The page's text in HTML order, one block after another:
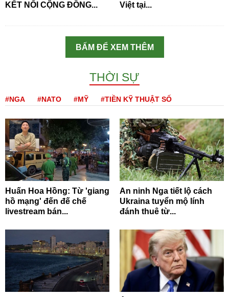
KẾT NỐI CỘNG ĐỒNG...
Việt tại...
BẤM ĐỂ XEM THÊM
THỜI SỰ
#NGA #NATO #MỸ #TIỀN KỸ THUẬT SỐ
Huấn Hoa Hồng: Từ 'giang
hồ mạng' đến đế chế
livestream bán...
An ninh Nga tiết lộ cách
Ukraina tuyển mộ lính
đánh thuê từ...